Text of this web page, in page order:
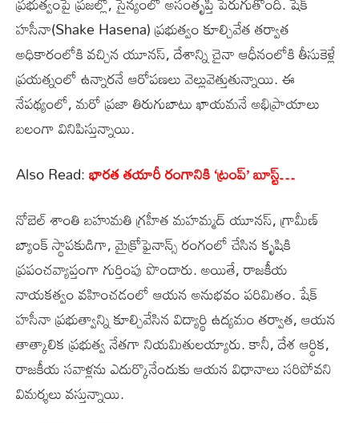
హసీనా(Shake Hasena) ప్రభుత్వం కూల్చివేత తర్వాత
అధికారంలోకి వచ్చిన యూనస్, దేశాన్ని చైనా ఆధీనంలోకి తీసుకెళ్లే
ప్రయత్నంలో ఉన్నారనే ఆరోపణలు వెల్లువెత్తుతున్నాయి. ఈ
నేపథ్యంలో, మరో ప్రజా తిరుగుబాటు ఖాయమనే అభిప్రాయాలు
బలంగా వినిపిస్తున్నాయి.
Also Read:భారత తయారీ రంగానికి ‘ట్రంప్’ బూస్ట్‌…
నోబెల్‌ శాంతి బహుమతి గ్రహీత మహమ్మద్‌ యూనస్, గ్రామీణ్‌
బ్యాంక్‌ స్థాపకుడిగా, మైక్రోఫైనాన్స్‌ రంగంలో చేసిన కృషికి
ప్రపంచవ్యాప్తంగా గుర్తింపు పొందారు. అయితే, రాజకీయ
నాయకత్వం వహించడంలో ఆయన అనుభవం పరిమితం. షేక్‌
హసీనా ప్రభుత్వాన్ని కూల్చివేసిన విద్యార్థి ఉద్యమం తర్వాత, ఆయన
తాత్కాలిక ప్రభుత్వ నేతగా నియమితులయ్యారు. కానీ, దేశ ఆర్థిక,
రాజకీయ సవాళ్లను ఎదుర్కొనేందుకు ఆయన విధానాలు సరిపోవని
విమర్శలు వస్తున్నాయి.